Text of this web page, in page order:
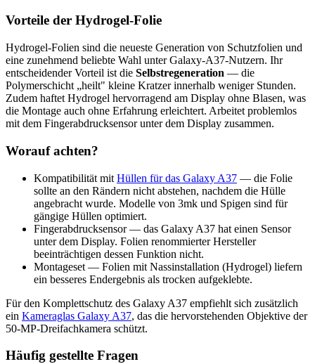
Vorteile der Hydrogel-Folie
Hydrogel-Folien sind die neueste Generation von Schutzfolien und
eine zunehmend beliebte Wahl unter Galaxy-A37-Nutzern. Ihr
entscheidender Vorteil ist die Selbstregeneration — die
Polymerschicht „heilt" kleine Kratzer innerhalb weniger Stunden.
Zudem haftet Hydrogel hervorragend am Display ohne Blasen, was
die Montage auch ohne Erfahrung erleichtert. Arbeitet problemlos
mit dem Fingerabdrucksensor unter dem Display zusammen.
Worauf achten?
Kompatibilität mit Hüllen für das Galaxy A37 — die Folie
sollte an den Rändern nicht abstehen, nachdem die Hülle
angebracht wurde. Modelle von 3mk und Spigen sind für
gängige Hüllen optimiert.
Fingerabdrucksensor — das Galaxy A37 hat einen Sensor
unter dem Display. Folien renommierter Hersteller
beeinträchtigen dessen Funktion nicht.
Montageset — Folien mit Nassinstallation (Hydrogel) liefern
ein besseres Endergebnis als trocken aufgeklebte.
Für den Komplettschutz des Galaxy A37 empfiehlt sich zusätzlich
ein Kameraglas Galaxy A37, das die hervorstehenden Objektive der
50-MP-Dreifachkamera schützt.
Häufig gestellte Fragen